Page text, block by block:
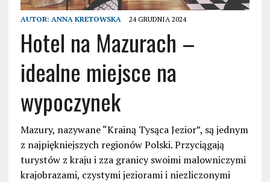
AUTOR: ANNA KRETOWSKA 24 GRUDNIA 2024
Hotel na Mazurach –
idealne miejsce na
wypoczynek
Mazury, nazywane “Krainą Tysąca Jezior”, są jednym
z najpiękniejszych regionów Polski. Przyciągają
turystów z kraju i zza granicy swoimi malowniczymi
krajobrazami, czystymi jeziorami i niezliczonymi